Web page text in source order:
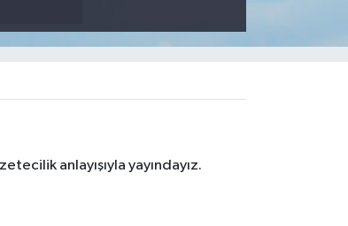
anlayışıyla yayındayız.